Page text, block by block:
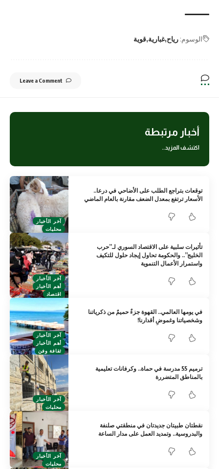
الوسوم: رياح غبارية قوية
Leave a Comment
أخبار مرتبطة
اكتشف المزيد..
آخر الأخبار
محليات
توقعات بتراجع الطلب على الأضاحي في درعا..
الأسعار ترتفع بمعدل الضعف مقارنة بالعام الماضي
آخر الأخبار
أهم الأخبار
اقتصاد
تأثيرات سلبية على الاقتصاد السوري لـ”حرب
الخليج”.. والحكومة تحاول إيجاد حلول للتكيف
واستمرار الأعمال التنموية
آخر الأخبار
أهم الأخبار
ثقافة وفن
في يومها العالمي.. القهوة جزءٌ حميمٌ من ذكرياتنا
وشخصياتنا وغموضِ أقدارنا!
آخر الأخبار
محليات
ترميم 55 مدرسة في حماة.. وكرفانات تعليمية
بالمناطق المتضررة
آخر الأخبار
محليات
نقطتان طبيتان جديدتان في منطقتي صلنفة
والبدروسية.. وتمديد العمل على مدار الساعة